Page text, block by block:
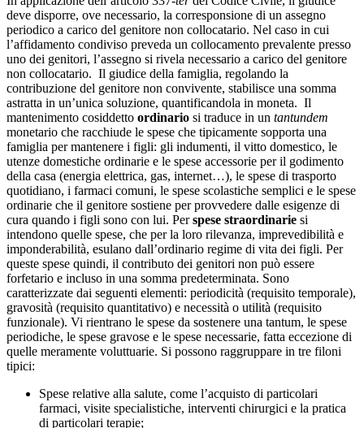
deve disporre, ove necessario, la corresponsione di un assegno
periodico a carico del genitore non collocatario. Nel caso in cui
l’affidamento condiviso preveda un collocamento prevalente presso
uno dei genitori, l’assegno si rivela necessario a carico del genitore
non collocatario. Il giudice della famiglia, regolando la
contribuzione del genitore non convivente, stabilisce una somma
astratta in un’unica soluzione, quantificandola in moneta. Il
mantenimento cosiddetto ordinario si traduce in un tantundem
monetario che racchiude le spese che tipicamente sopporta una
famiglia per mantenere i figli: gli indumenti, il vitto domestico, le
utenze domestiche ordinarie e le spese accessorie per il godimento
della casa (energia elettrica, gas, internet…), le spese di trasporto
quotidiano, i farmaci comuni, le spese scolastiche semplici e le spese
ordinarie che il genitore sostiene per provvedere dalle esigenze di
cura quando i figli sono con lui. Perspese straordinarie si
intendono quelle spese, che per la loro rilevanza, imprevedibilità e
imponderabilità, esulano dall’ordinario regime di vita dei figli. Per
queste spese quindi, il contributo dei genitori non può essere
forfetario e incluso in una somma predeterminata. Sono
caratterizzate dai seguenti elementi: periodicità (requisito temporale),
gravosità (requisito quantitativo) e necessità o utilità (requisito
funzionale). Vi rientrano le spese da sostenere una tantum, le spese
periodiche, le spese gravose e le spese necessarie, fatta eccezione di
quelle meramente voluttuarie. Si possono raggruppare in tre filoni
tipici:
Spese relative alla salute, come l’acquisto di particolari
farmaci, visite specialistiche, interventi chirurgici e la pratica
di particolari terapie;